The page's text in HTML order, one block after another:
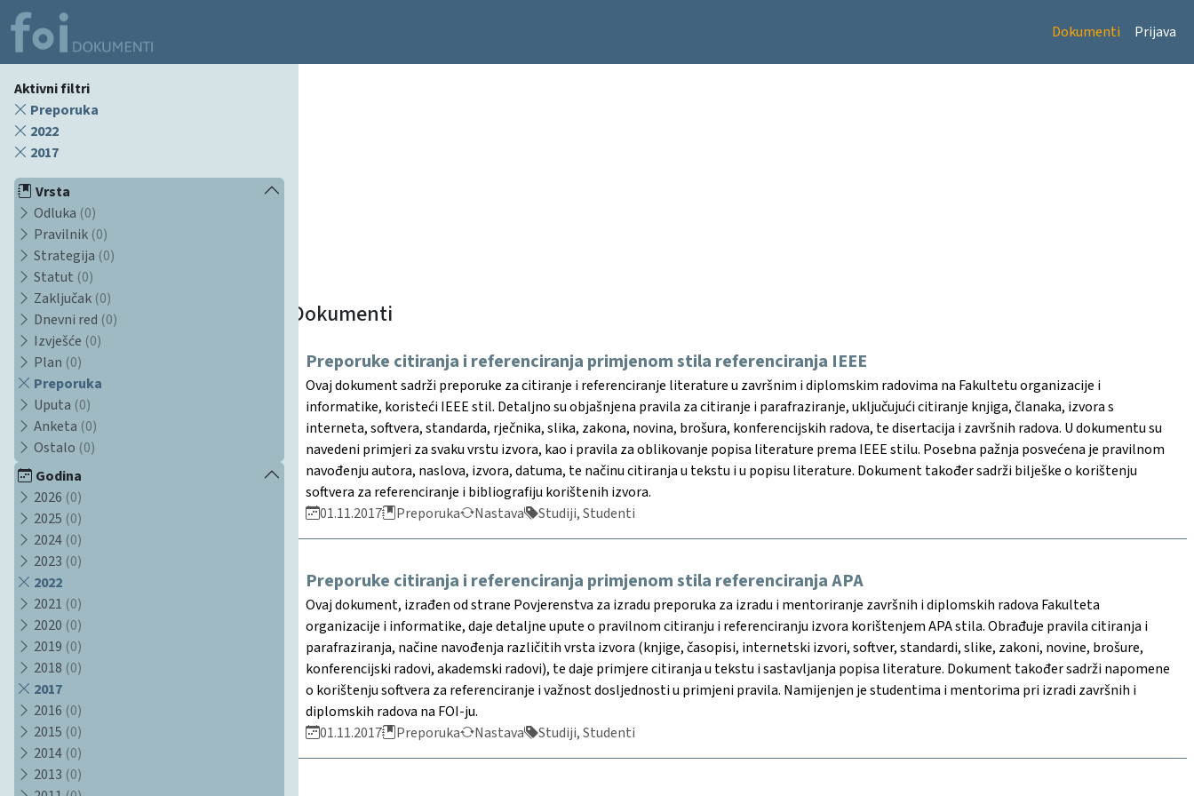
Dokumenti Prijava
Aktivni filtri
Preporuka
2022
2017
Vrsta
Odluka (0)
Pravilnik (0)
Strategija (0)
Statut (0)
Zaključak (0)
Dnevni red (0)
Izvješće (0)
Plan (0)
Preporuka
Uputa (0)
Anketa (0)
Ostalo (0)
Godina
2026 (0)
2025 (0)
2024 (0)
2023 (0)
2022
2021 (0)
2020 (0)
2019 (0)
2018 (0)
2017
2016 (0)
2015 (0)
2014 (0)
2013 (0)
Dokumenti
Preporuke citiranja i referenciranja primjenom stila referenciranja IEEE
Ovaj dokument sadrži preporuke za citiranje i referenciranje literature u završnim i diplomskim radovima na Fakultetu organizacije i
informatike, koristeći IEEE stil. Detaljno su objašnjena pravila za citiranje i parafraziranje, uključujući citiranje knjiga, članaka, izvora s
interneta, softvera, standarda, rječnika, slika, zakona, novina, brošura, konferencijskih radova, te disertacija i završnih radova. U dokumentu su
navedeni primjeri za svaku vrstu izvora, kao i pravila za oblikovanje popisa literature prema IEEE stilu. Posebna pažnja posvećena je pravilnom
navođenju autora, naslova, izvora, datuma, te načinu citiranja u tekstu i u popisu literature. Dokument također sadrži bilješke o korištenju
softvera za referenciranje i bibliografiju korištenih izvora.
01.11.2017
Preporuka Nastava Studiji, Studenti
Preporuke citiranja i referenciranja primjenom stila referenciranja APA
Ovaj dokument, izrađen od strane Povjerenstva za izradu preporuka za izradu i mentoriranje završnih i diplomskih radova Fakulteta
organizacije i informatike, daje detaljne upute o pravilnom citiranju i referenciranju izvora korištenjem APA stila. Obrađuje pravila citiranja i
parafraziranja, načine navođenja različitih vrsta izvora (knjige, časopisi, internetski izvori, softver, standardi, slike, zakoni, novine, brošure,
konferencijski radovi, akademski radovi), te daje primjere citiranja u tekstu i sastavljanja popisa literature. Dokument također sadrži napomene
o korištenju softvera za referenciranje i važnost dosljednosti u primjeni pravila. Namijenjen je studentima i mentorima pri izradi završnih i
diplomskih radova na FOI-ju.
01.11.2017
Preporuka Nastava Studiji, Studenti